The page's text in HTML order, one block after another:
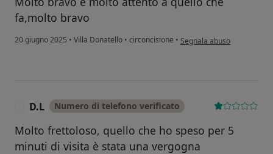
fa,molto bravo
20 giugno 2025 • Villa Donatello • circoncisione • secondo l'opinione
Segnala abuso
D.L Numero di telefono verificato
Molto frettoloso, quello che ho speso per 5
minuti di visita è stata una vergogna